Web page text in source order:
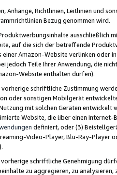
Anhänge, Richtlinien, Leitlinien und
Bezug genommen wird.
ausschließlich
auf die sich der betreffende
einer Amazon-Website verlinken oder
jedoch Teile Ihrer Anwendung, die
Website enthalten dürfen).
vorherige schriftliche Zustimmung
oder sonstigen Mobilgerät
mit solchen Geräten
Website, die über einen
definiert, oder (3)
Video-Player, Blu-Ray-Player
schriftliche Genehmigung
zu aggregieren, zu